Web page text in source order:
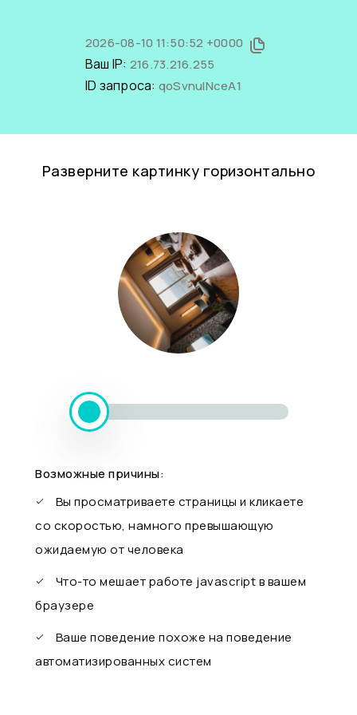
2026-08-10 11:50:52 +0000
Ваш IP: 216.73.216.255
ID запроса: qoSvnulNceA1
Разверните картинку горизонтально
Возможные причины:
Вы просматриваете страницы и кликаете
со скоростью, намного превышающую
ожидаемую от человека
Что-то мешает работе javascript в вашем
браузере
Ваше поведение похоже на поведение
автоматизированных систем